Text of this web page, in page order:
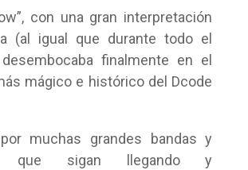
con una gran interpretación
(al igual que durante todo el
finalmente en el
mágico e histórico del Dcode
muchas grandes bandas y
que sigan llegando y